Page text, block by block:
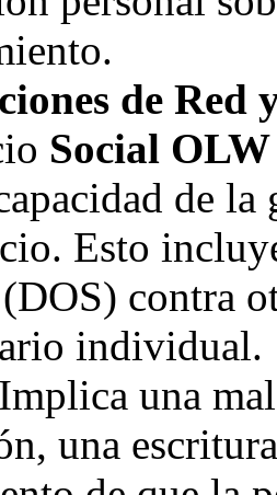
de Red
Social OLW
de
Esto
contra
individual.
Implica una
una